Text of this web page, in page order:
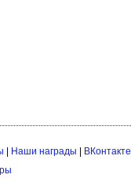
Наши награды
ВКонтакте